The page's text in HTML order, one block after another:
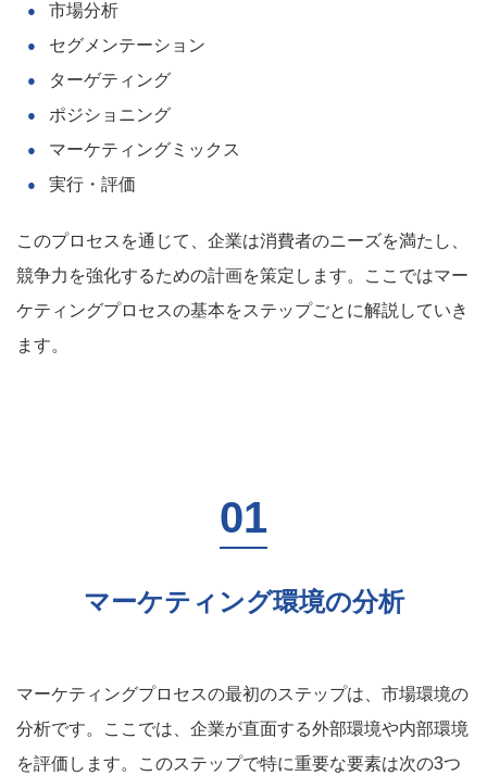
市場分析
セグメンテーション
ターゲティング
ポジショニング
マーケティングミックス
実行・評価
このプロセスを通じて、企業は消費者のニーズを満たし、
競争力を強化するための計画を策定します。ここではマー
ケティングプロセスの基本をステップごとに解説していき
ます。
マーケティング環境の分析
マーケティングプロセスの最初のステップは、市場環境の
分析です。ここでは、企業が直面する外部環境や内部環境
を評価します。このステップで特に重要な要素は次の3つ